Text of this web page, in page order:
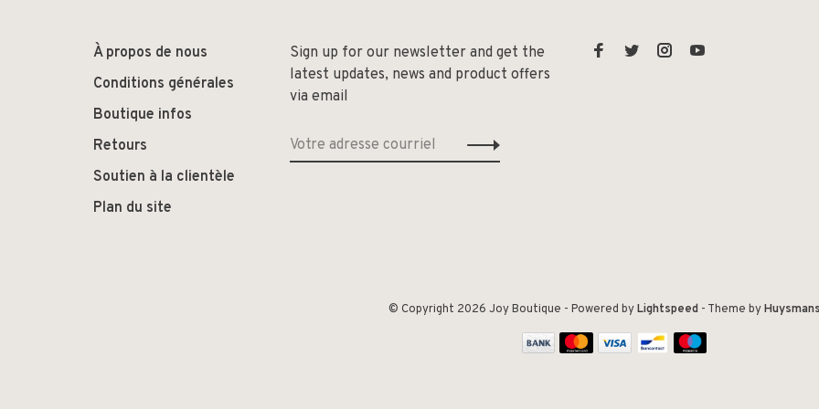
À propos de nous
Conditions générales
Boutique infos
Retours
Soutien à la clientèle
Plan du site
Sign up for our newsletter and get the
latest updates, news and product offers
via email
© Copyright 2026 Joy Boutique - Powered byLightspeed- Theme by